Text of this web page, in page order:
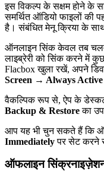
इस विकल्प के सक्षम होने के
समर्थित ऑडियो फाइलों की
है। संबंधित मेनू क्रिया के
ऑनलाइन सिंक केवल तब
लाइब्रेरी को सिंक करने में
Flacbox खुला रखें, अपने
Screen → Always Active
वैकल्पिक रूप से, ऐप के
Backup & Restoreका
आप यह भी चुन सकते हैं कि
Immediatelyपर सेट करने से
ऑफलाइन